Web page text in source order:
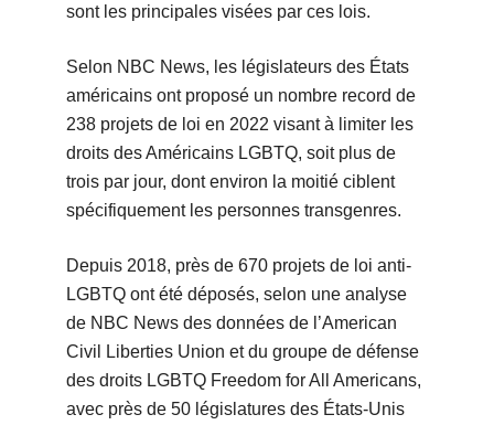
sont les principales visées par ces lois.
Selon NBC News, les législateurs des États
américains ont proposé un nombre record de
238 projets de loi en 2022 visant à limiter les
droits des Américains LGBTQ, soit plus de
trois par jour, dont environ la moitié ciblent
spécifiquement les personnes transgenres.
Depuis 2018, près de 670 projets de loi anti-
LGBTQ ont été déposés, selon une analyse
de NBC News des données de l’American
Civil Liberties Union et du groupe de défense
des droits LGBTQ Freedom for All Americans,
avec près de 50 législatures des États-Unis